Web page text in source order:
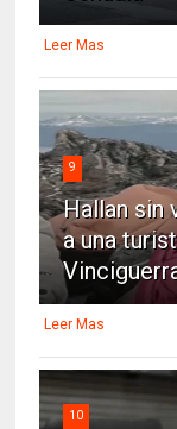
Leer Mas
9
Hallan sin
a una
Leer Mas
10